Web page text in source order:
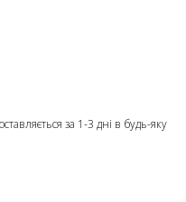
за 1-3 дні в будь-яку